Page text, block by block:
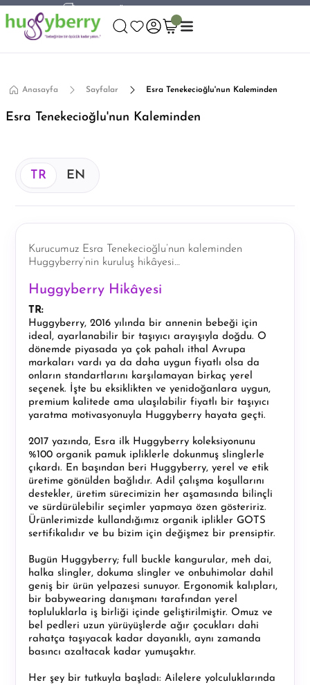
Aynı Gün Kargo!
Anasayfa Sayfalar Esra Tenekecioğlu'nun Kaleminden
Esra Tenekecioğlu'nun Kaleminden
TR EN
Kurucumuz Esra Tenekecioğlu’nun kaleminden
Huggyberry’nin kuruluş hikâyesi…
Huggyberry Hikâyesi
TR:
Huggyberry, 2016 yılında bir annenin bebeği için
ideal, ayarlanabilir bir taşıyıcı arayışıyla doğdu. O
dönemde piyasada ya çok pahalı ithal Avrupa
markaları vardı ya da daha uygun fiyatlı olsa da
onların standartlarını karşılamayan birkaç yerel
seçenek. İşte bu eksiklikten ve yenidoğanlara uygun,
premium kalitede ama ulaşılabilir fiyatlı bir taşıyıcı
yaratma motivasyonuyla Huggyberry hayata geçti.
2017 yazında, Esra ilk Huggyberry koleksiyonunu
%100 organik pamuk ipliklerle dokunmuş slinglerle
çıkardı. En başından beri Huggyberry, yerel ve etik
üretime gönülden bağlıdır. Adil çalışma koşullarını
destekler, üretim sürecimizin her aşamasında bilinçli
ve sürdürülebilir seçimler yapmaya özen gösteririz.
Ürünlerimizde kullandığımız organik iplikler GOTS
sertifikalıdır ve bu bizim için değişmez bir prensiptir.
Bugün Huggyberry; full buckle kangurular, meh dai,
halka slingler, dokuma slingler ve onbuhimolar dahil
geniş bir ürün yelpazesi sunuyor. Ergonomik kalıpları,
bir babywearing danışmanı tarafından yerel
topluluklarla iş birliği içinde geliştirilmiştir. Omuz ve
bel pedleri uzun yürüyüşlerde ağır çocukları dahi
rahatça taşıyacak kadar dayanıklı, aynı zamanda
basıncı azaltacak kadar yumuşaktır.
Her şey bir tutkuyla başladı: Ailelere yolculuklarında